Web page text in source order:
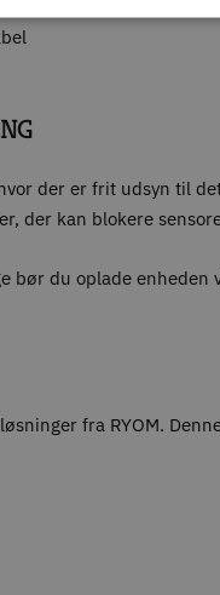
der er frit udsyn til
der kan blokere
bør du oplade
fra RYOM.